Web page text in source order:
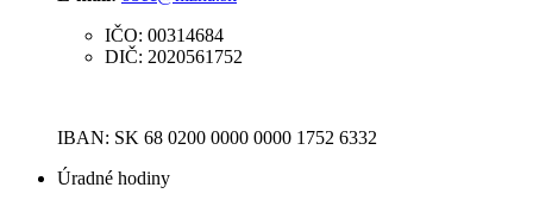
IČO: 00314684
DIČ: 2020561752
IBAN: SK 68 0200 0000 0000 1752 6332
Úradné hodiny